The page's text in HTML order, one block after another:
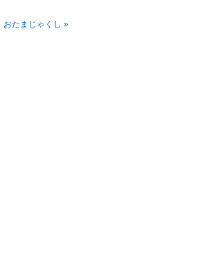
おたまじゃくし »